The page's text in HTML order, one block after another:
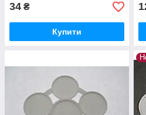
34 ₴
Купити